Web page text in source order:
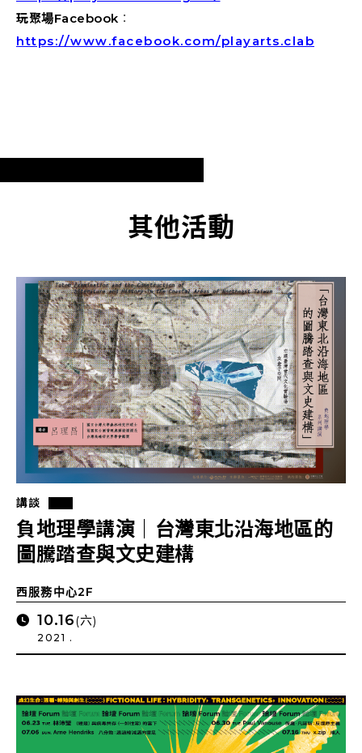
玩聚場Facebook ：
https://www.facebook.com/playarts.clab
其他活動
講談
負地理學講演｜台灣東北沿海地區的
圖騰踏查與文史建構
西服務中心2F
10.16(六)
2021 .